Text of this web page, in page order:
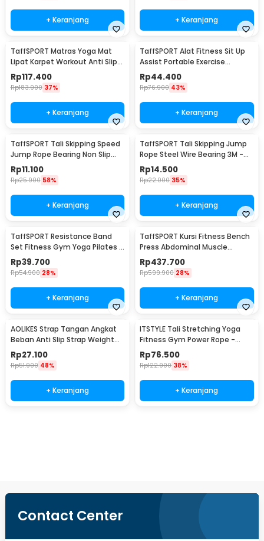
+ Keranjang + Keranjang
TaffSPORT Matras Yoga Mat
Lipat Karpet Workout Anti Slip
TPE 183x61cm - PROlite 60
Rp117.400
Rp183.900 37%
+ Keranjang
TaffSPORT Alat Fitness Sit Up
Assist Portable Exercise
Equipment - CM001
Rp44.400
Rp76.900 43%
+ Keranjang
TaffSPORT Tali Skipping Speed
Jump Rope Bearing Non Slip
Sports Weight - JR05
Rp11.100
Rp25.900 58%
+ Keranjang
TaffSPORT Tali Skipping Jump
Rope Steel Wire Bearing 3M -
D053
Rp14.500
Rp22.000 35%
+ Keranjang
TaffSPORT Resistance Band
Set Fitness Gym Yoga Pilates 11
PCS - YR2-11
Rp39.700
Rp54.900 28%
+ Keranjang
TaffSPORT Kursi Fitness Bench
Press Abdominal Muscle
Foldable - YC-300
Rp437.700
Rp599.900 28%
+ Keranjang
AOLIKES Strap Tangan Angkat
Beban Anti Slip Strap Weight
Lifting 2 PCS - 7635
Rp27.100
Rp51.900 48%
+ Keranjang
ITSTYLE Tali Stretching Yoga
Fitness Gym Power Rope -
P3PRO
Rp76.500
Rp122.900 38%
+ Keranjang
Contact Center